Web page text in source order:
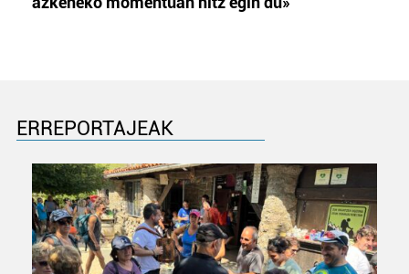
ERREPORTAJEAK